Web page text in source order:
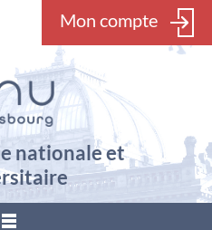
Mon compte
nationale et